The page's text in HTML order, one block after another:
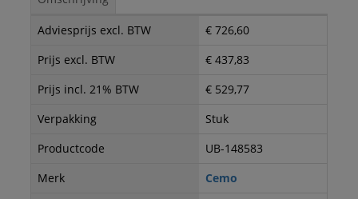
Adviesprijs excl. BTW
€ 726,60
Prijs excl. BTW
€ 437,83
Prijs incl. 21% BTW
€ 529,77
Verpakking
Stuk
Productcode
UB-148583
Merk
Cemo